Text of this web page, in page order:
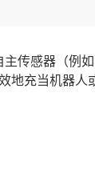
传感器（例如
地充当机器人